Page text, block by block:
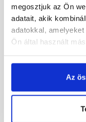
megosztjuk az Ön
adatait, akik
adatokkal,
Ön által használt
Az
finombeton szürke
50x49x4 cm